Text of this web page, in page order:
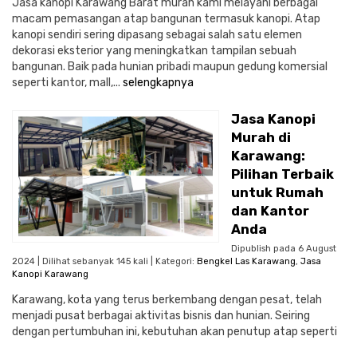
Jasa kanopi Karawang Barat murah kami melayani berbagai
macam pemasangan atap bangunan termasuk kanopi. Atap
kanopi sendiri sering dipasang sebagai salah satu elemen
dekorasi eksterior yang meningkatkan tampilan sebuah
bangunan. Baik pada hunian pribadi maupun gedung komersial
seperti kantor, mall,... selengkapnya
Jasa Kanopi
Murah di
Karawang:
Pilihan Terbaik
untuk Rumah
dan Kantor
Anda
Dipublish pada 6 August
2024 | Dilihat sebanyak 145 kali | Kategori: Bengkel Las Karawang, Jasa
Kanopi Karawang
Karawang, kota yang terus berkembang dengan pesat, telah
menjadi pusat berbagai aktivitas bisnis dan hunian. Seiring
dengan pertumbuhan ini, kebutuhan akan penutup atap seperti